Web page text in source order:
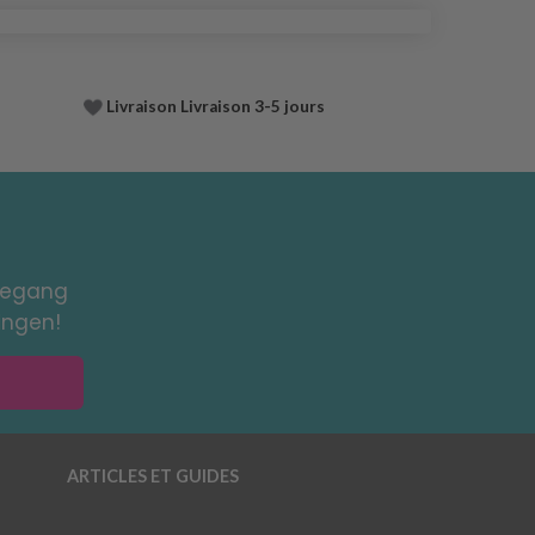
Livraison Livraison 3-5 jours
ARTICLES ET GUIDES